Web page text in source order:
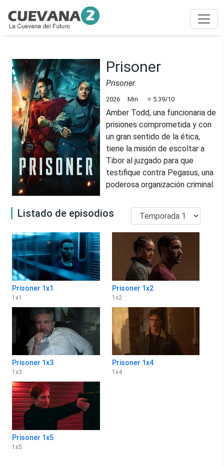
Prisoner
Prisoner
2026 Min. ⭐ 5.39/10
Amber Todd, una funcionaria de
prisiones comprometida y con
un gran sentido de la ética,
tiene la misión de escoltar a
Tibor al juzgado para que
testifique contra Pegasus, una
poderosa organización criminal.
Listado de episodios
Prisoner 1x1
1 x1
Prisoner 1x2
1 x2
Prisoner 1x3
1 x3
Prisoner 1x4
1 x4
Prisoner 1x5
1 x5